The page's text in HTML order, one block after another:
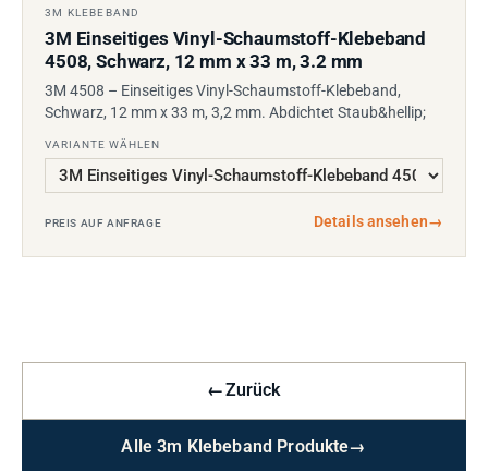
3M KLEBEBAND
3M Einseitiges Vinyl-Schaumstoff-Klebeband
4508, Schwarz, 12 mm x 33 m, 3.2 mm
3M 4508 – Einseitiges Vinyl-Schaumstoff-Klebeband,
Schwarz, 12 mm x 33 m, 3,2 mm. Abdichtet Staub&hellip;
VARIANTE WÄHLEN
PREIS AUF ANFRAGE Details ansehen→
←Zurück
Alle 3m Klebeband Produkte→